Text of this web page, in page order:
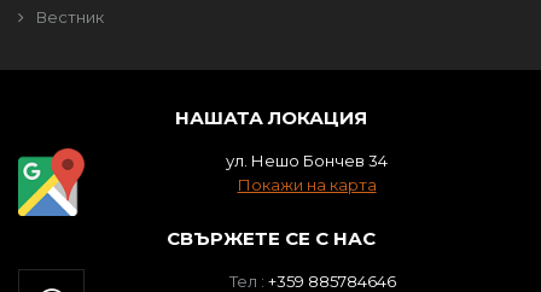
Вестник
НАШАТА ЛОКАЦИЯ
ул. Нешо Бончев 34
Покажи на карта
СВЪРЖЕТЕ СЕ С НАС
Тел : +359 885784646